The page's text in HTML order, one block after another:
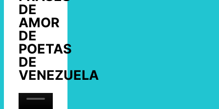
DE
AMOR
DE
POETAS
DE
VENEZUELA